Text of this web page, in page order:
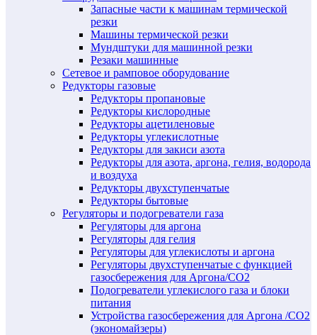
Запасные части к машинам термической
резки
Машины термической резки
Мундштуки для машинной резки
Резаки машинные
Сетевое и рамповое оборудование
Редукторы газовые
Редукторы пропановые
Редукторы кислородные
Редукторы ацетиленовые
Редукторы углекислотные
Редукторы для закиси азота
Редукторы для азота, аргона, гелия, водорода
и воздуха
Редукторы двухступенчатые
Редукторы бытовые
Регуляторы и подогреватели газа
Регуляторы для аргона
Регуляторы для гелия
Регуляторы для углекислоты и аргона
Регуляторы двухступенчатые c функцией
газосбережения для Аргона/СО2
Подогреватели углекислого газа и блоки
питания
Устройства газосбережения для Аргона /СО2
(экономайзеры)